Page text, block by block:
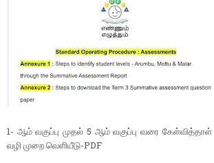
1- ஆம் வகுப்பு முதல் 5 ஆம் வகுப்பு வரை கேள்வித்தாள்
வழி முறை வெளியீடு-PDF